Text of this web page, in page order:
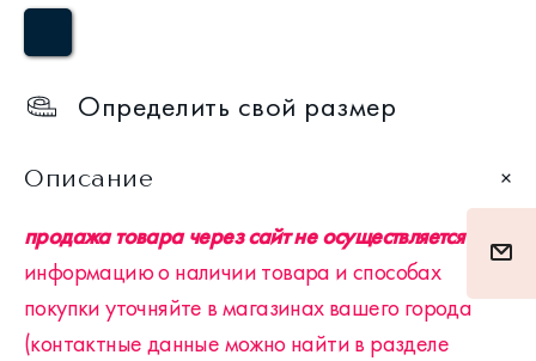
Определить свой размер
Описание
продажа товара через сайт не осуществляется
информацию о наличии товара и способах
покупки уточняйте в магазинах вашего города
(контактные данные можно найти в разделе